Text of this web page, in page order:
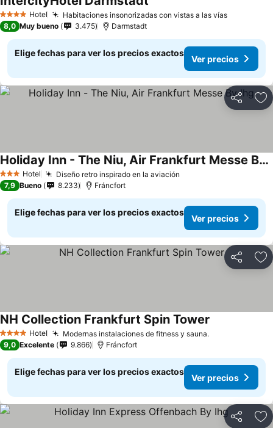
4 EstrellasHotel Habitaciones insonorizadas con vistas a las vías
8,0 Muy bueno 3.475 Darmstadt
Elige fechas para ver los precios exactos
Ver precios
Compartir
3 Estrellas
Hotel Diseño retro inspirado en la aviación
Holiday Inn - The Niu, Air Frankfurt Messe By Ihg
7,9 Bueno 8.233 Fráncfort
Elige fechas para ver los precios exactos
Ver precios
Compartir
4 EstrellasHotel Modernas instalaciones de fitness y sauna.
NH Collection Frankfurt Spin Tower
9,0 Excelente 9.866 Fráncfort
Elige fechas para ver los precios exactos
Ver precios
Compartir